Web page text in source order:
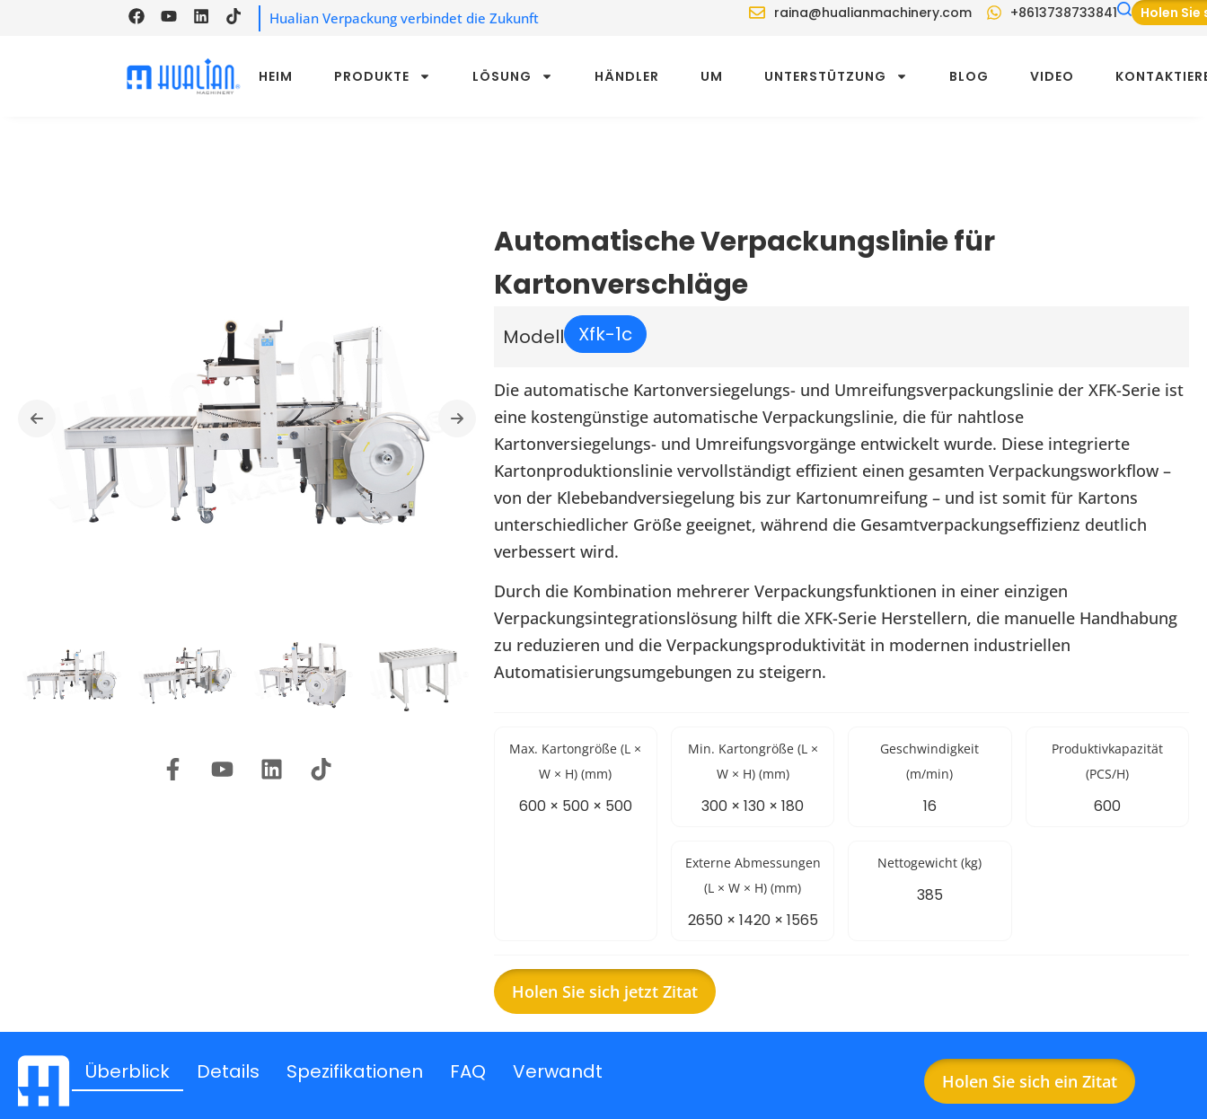
Hualian Verpackung verbindet die Zukunft raina@hualianmachinery.com +8613738733841 Holen
HEIM PRODUKTE LÖSUNG HÄNDLER UM UNTERSTÜTZUNG BLOG VIDEO
Automatische Verpackungslinie für
Kartonverschläge
Modell Xfk-1c
Die automatische Kartonversiegelungs- und Umreifungsverpackungslinie der XFK-Serie ist
eine kostengünstige automatische Verpackungslinie, die für nahtlose
Kartonversiegelungs- und Umreifungsvorgänge entwickelt wurde. Diese integrierte
Kartonproduktionslinie vervollständigt effizient einen gesamten Verpackungsworkflow –
von der Klebebandversiegelung bis zur Kartonumreifung – und ist somit für Kartons
unterschiedlicher Größe geeignet, während die Gesamtverpackungseffizienz deutlich
verbessert wird.
Durch die Kombination mehrerer Verpackungsfunktionen in einer einzigen
Verpackungsintegrationslösung hilft die XFK-Serie Herstellern, die manuelle Handhabung
zu reduzieren und die Verpackungsproduktivität in modernen industriellen
Automatisierungsumgebungen zu steigern.
Max. Kartongröße (L ×
W × H) (mm)
600 × 500 × 500
Min. Kartongröße (L ×
W × H) (mm)
300 × 130 × 180
Geschwindigkeit
(m/min)
16
Produktivkapazität
(PCS/H)
600
Externe Abmessungen
(L × W × H) (mm)
2650 × 1420 × 1565
Nettogewicht (kg)
385
Holen Sie sich jetzt Zitat
Überblick Details Spezifikationen FAQ Verwandt Holen Sie sich ein Zitat